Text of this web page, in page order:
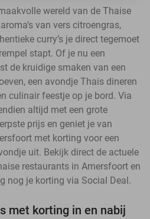
wereld van de Thaise
van vers citroengras,
curry’s je direct tegemoet
stapt. Of je nu een
de kruidige smaken van een
een avondje Thais dineren
culinair feestje op je bord. Via
altijd met een grote
prijs en geniet je van
met korting voor een
uit. Bekijk direct de actuele
restaurants in Amersfoort en
nog je korting via Social Deal.
met korting in en nabij